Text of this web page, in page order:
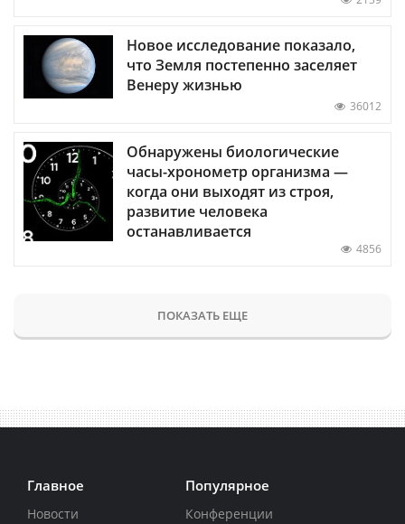
Новое исследование показало,
что Земля постепенно заселяет
Венеру жизнью
36012
Обнаружены биологические
часы-хронометр организма —
когда они выходят из строя,
развитие человека
останавливается
4856
ПОКАЗАТЬ ЕЩЕ
Главное
Новости
Популярное
Конференции